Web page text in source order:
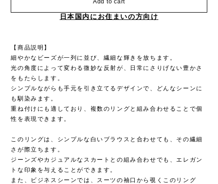
Add to cart
日本国内にお住まいの方向け
【商品説明】
細やかなビーズが一列に並び、繊細な輝きを放ちます。
光の角度によって変わる微妙な反射が、日常にさりげない豊かさ
をもたらします。
シンプルながらも手元を引き立てるデザインで、どんなシーンに
も馴染みます。
重ね付けにも適しており、複数のリングと組み合わせることで個
性を表現できます。
このリングは、シンプルな白いブラウスと合わせても、その繊細
さが際立ちます。
ジーンズやカジュアルなスカートとの組み合わせでも、エレガン
トな印象を与えることができます。
また、ビジネスシーンでは、スーツの袖口から覗くこのリング